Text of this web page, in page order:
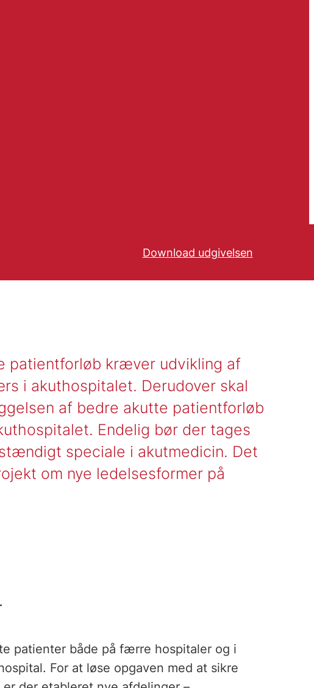
Download udgivelsen
patientforløb kræver udvikling af
i akuthospitalet. Derudover skal
af bedre akutte patientforløb
Endelig bør der tages
speciale i akutmedicin. Det
om nye ledelsesformer på
patienter både på færre hospitaler og i
For at løse opgaven med at sikre